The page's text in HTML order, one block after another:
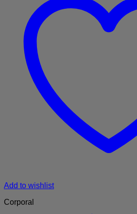
Add to wishlist
Corporal